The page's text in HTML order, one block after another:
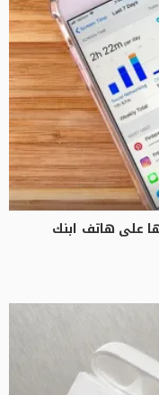
على هاتف ابنك